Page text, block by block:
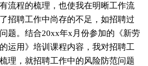
流程的梳理，也使我在明晰工作流
招聘工作中尚存的不足，如招聘过
题。结合20xx年x月份参加的《新劳
运用》培训课程内容，我对招聘工
理，就招聘工作中的风险防范问题